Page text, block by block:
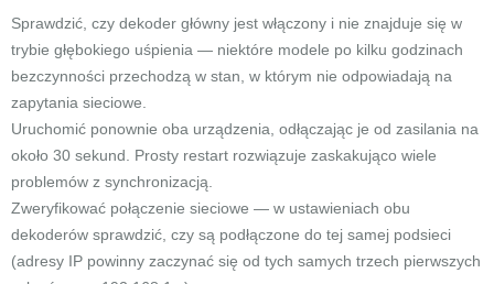
Sprawdzić, czy dekoder główny jest włączony i nie znajduje się w
trybie głębokiego uśpienia — niektóre modele po kilku godzinach
bezczynności przechodzą w stan, w którym nie odpowiadają na
zapytania sieciowe.
Uruchomić ponownie oba urządzenia, odłączając je od zasilania na
około 30 sekund. Prosty restart rozwiązuje zaskakująco wiele
problemów z synchronizacją.
Zweryfikować połączenie sieciowe — w ustawieniach obu
dekoderów sprawdzić, czy są podłączone do tej samej podsieci
(adresy IP powinny zaczynać się od tych samych trzech pierwszych